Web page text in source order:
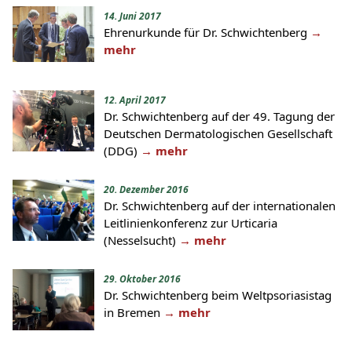
14. Juni 2017
Ehrenurkunde für Dr. Schwichtenberg →
mehr
12. April 2017
Dr. Schwichtenberg auf der 49. Tagung der
Deutschen Dermatologischen Gesellschaft
(DDG) → mehr
20. Dezember 2016
Dr. Schwichtenberg auf der internationalen
Leitlinienkonferenz zur Urticaria
(Nesselsucht) → mehr
29. Oktober 2016
Dr. Schwichtenberg beim Weltpsoriasistag
in Bremen → mehr